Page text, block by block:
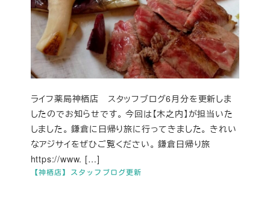
【神栖店】スタッフブログ更新
ライフ薬局神栖店 スタッフブログ6月分を更新しま
したのでお知らせです。 今回は【木之内】が担当いた
しました。 鎌倉に日帰り旅に行ってきました。 きれい
なアジサイをぜひご覧ください。 鎌倉日帰り旅
https://www. […]